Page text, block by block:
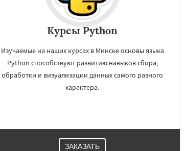
Курсы Python
Изучаемые на наших курсах в Минске основы языка
Python способствуют развитию навыков сбора,
обработки и визуализации данных самого разного
характера.
ЗАКАЗАТЬ